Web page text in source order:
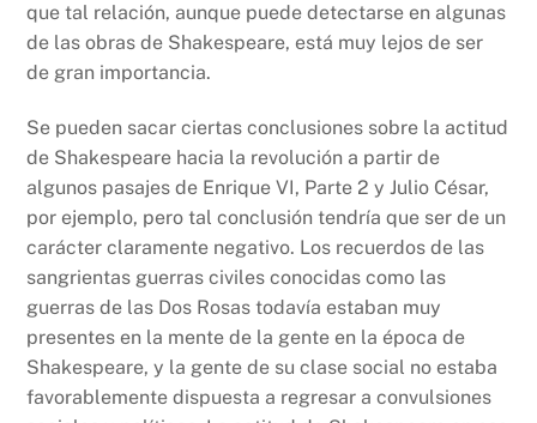
que tal relación, aunque puede detectarse en algunas
de las obras de Shakespeare, está muy lejos de ser
de gran importancia.
Se pueden sacar ciertas conclusiones sobre la actitud
de Shakespeare hacia la revolución a partir de
algunos pasajes de Enrique VI, Parte 2 y Julio César,
por ejemplo, pero tal conclusión tendría que ser de un
carácter claramente negativo. Los recuerdos de las
sangrientas guerras civiles conocidas como las
guerras de las Dos Rosas todavía estaban muy
presentes en la mente de la gente en la época de
Shakespeare, y la gente de su clase social no estaba
favorablemente dispuesta a regresar a convulsiones